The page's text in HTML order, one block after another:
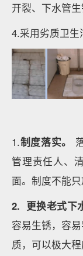
开裂、下水管生
4.采用劣质卫生
1.制度落实。
管理责任人、
面。制度不能
2. 更换老式下
容易生锈，容
质，可以极大程